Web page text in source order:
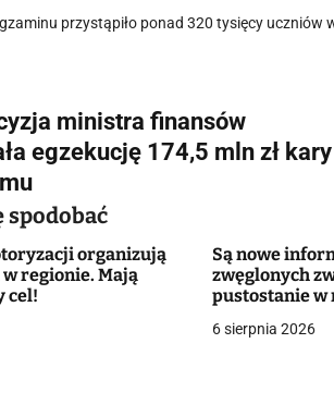
przystąpiło ponad 320 tysięcy uczniów
ministra finansów
egzekucję 174,5 mln zł kary
spodobać
organizują
regionie. Mają
cel!
Są nowe
zwęglonych
pustostanie w
6 sierpnia 2026